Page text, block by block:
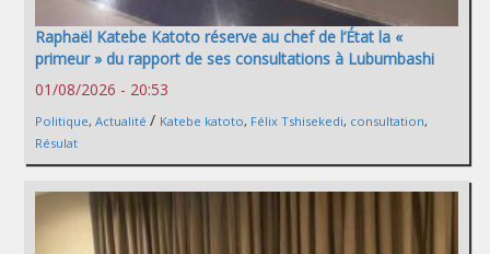
Raphaël Katebe Katoto réserve au chef de l’État la «
primeur » du rapport de ses consultations à Lubumbashi
01/08/2026 - 20:53
Politique, Actualité / Katebe katoto, Félix Tshisekedi, consultation,
Résulat